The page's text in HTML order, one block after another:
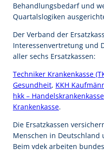
Behandlungsbedarf und
Quartalslogiken
Der Verband der
Interessenvertretung und
aller sechs Ersatzkassen:
Techniker Krankenkasse
Gesundheit, KKH
hkk – Handelskrankenkasse
Krankenkasse.
Die Ersatzkassen
Menschen in
Beim vdek arbeiten